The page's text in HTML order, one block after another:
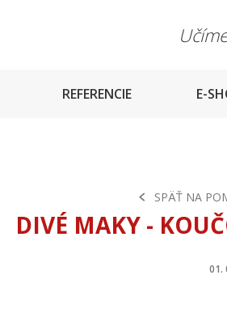
REFERENCIE E-
SPÄŤ NA
DIVÉ MAKY -
01.